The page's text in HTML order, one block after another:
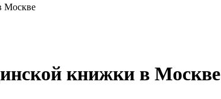
Москве
книжки в Москве